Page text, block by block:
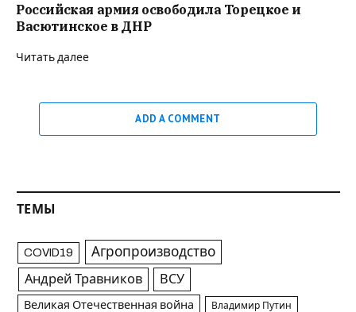
Российская армия освободила Торецкое и
Васютинское в ДНР
Читать далее
ADD A COMMENT
ТЕМЫ
COVID19 Агропроизводство
Андрей Травников ВСУ
Великая Отечественная война Владимир Путин